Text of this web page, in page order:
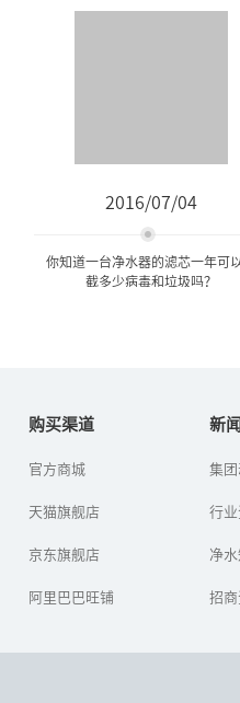
2016/07/04
你知道一台净水器的滤芯一年可
截多少病毒和垃圾吗？
你知道一台净水器的滤芯
垃圾吗？
购买渠道
官方商城
天猫旗舰店
京东旗舰店
阿里巴巴旺铺
新
集
行
净
招